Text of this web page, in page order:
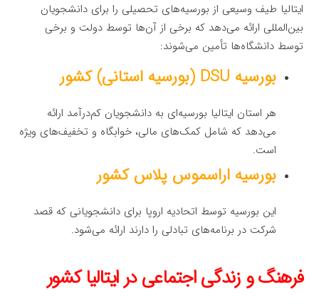
ایتالیا طیف وسیعی از بورسیه‌های تحصیلی را برای دانشجویان
بین‌المللی ارائه می‌دهد که برخی از آن‌ها توسط دولت و برخی
توسط دانشگاه‌ها تأمین می‌شوند:
بورسیه DSU (بورسیه استانی) کشور
هر استان ایتالیا بورسیه‌ای به دانشجویان کم‌درآمد ارائه
می‌دهد که شامل کمک‌های مالی، خوابگاه و تخفیف‌های ویژه
است.
بورسیه اراسموس پلاس کشور
این بورسیه توسط اتحادیه اروپا برای دانشجویانی که قصد
شرکت در برنامه‌های تبادلی را دارند ارائه می‌شود.
فرهنگ و زندگی اجتماعی در ایتالیا کشور